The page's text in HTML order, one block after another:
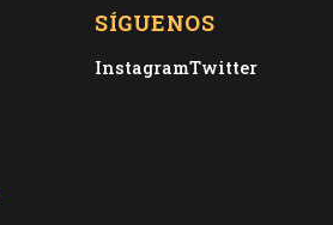
SÍGUENOS
InstagramTwitter